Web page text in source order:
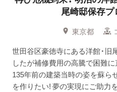
尾崎邸保存プ
東京都
世田谷区豪徳寺にある洋館・旧
したが補修費用の高騰で困難
135年前の建築当時の姿を蘇ら
を作りたい! 夢の実現にご助力